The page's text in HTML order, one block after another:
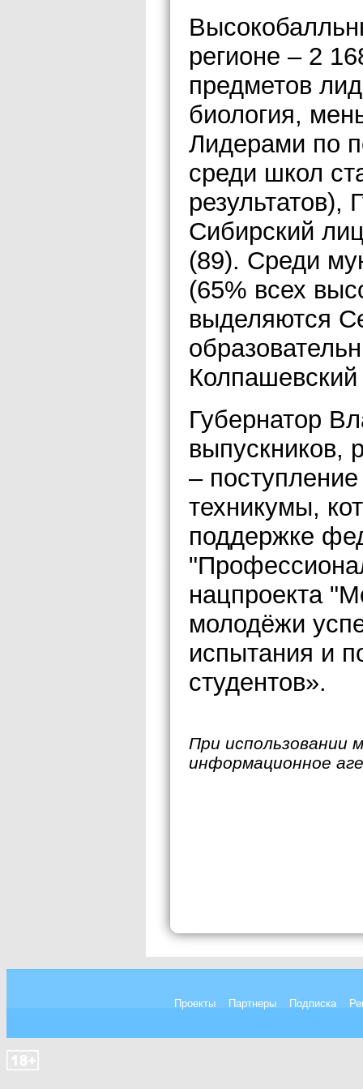
регионе – 2
предметов
биология,
Лидерами по
среди школ
результатов),
Сибирский
(89). Среди
(65% всех
выделяются
Губернатор
выпускников,
–
техникумы,
поддержке
нацпроекта
молодёжи
испытания и
студентов».
При использовании
информационное
Проекты Партнеры Подписка